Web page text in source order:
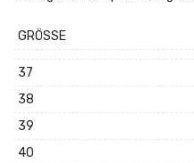
GRÖSSE
37
38
39
40